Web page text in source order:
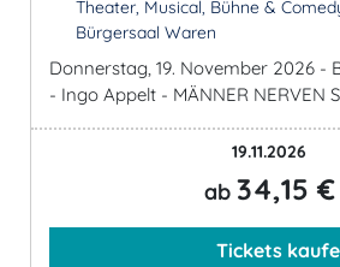
Theater, Musical, Bühne &
Bürgersaal Waren
Donnerstag, 19. November 2026 -
- Ingo Appelt - MÄNNER NERVEN
19.11.2026
ab 34,15 €
Tickets